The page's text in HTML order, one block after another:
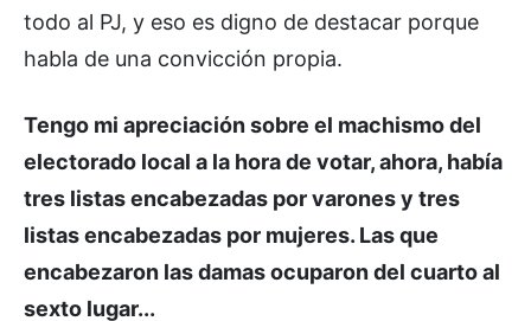
todo al PJ, y eso es digno de destacar porque
habla de una convicción propia.
Tengo mi apreciación sobre el machismo del
electorado local a la hora de votar, ahora, había
tres listas encabezadas por varones y tres
listas encabezadas por mujeres. Las que
encabezaron las damas ocuparon del cuarto al
sexto lugar...